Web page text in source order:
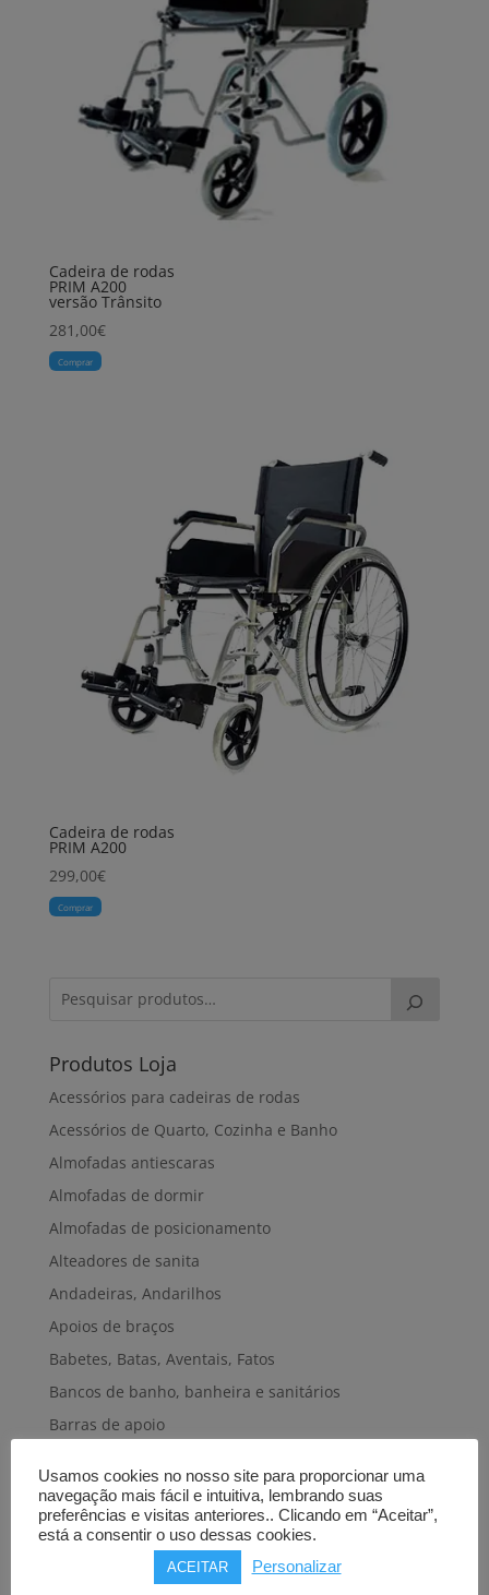
Cadeira de rodas
PRIM A200
versão Trânsito
281,00€
Comprar
Cadeira de rodas
PRIM A200
299,00€
Comprar
Produtos Loja
Acessórios para cadeiras de rodas
Acessórios de Quarto, Cozinha e Banho
Almofadas antiescaras
Almofadas de dormir
Almofadas de posicionamento
Alteadores de sanita
Andadeiras, Andarilhos
Apoios de braços
Babetes, Batas, Aventais, Fatos
Bancos de banho, banheira e sanitários
Barras de apoio
Cadeiras de banho, banheira e sanitárias
Cadeiras de rodas elétricas
Cadeiras de rodas manuais
Cadeiras e plataformas de elevação
Usamos cookies no nosso site para proporcionar uma
navegação mais fácil e intuitiva, lembrando suas
preferências e visitas anteriores.. Clicando em “Aceitar”,
está a consentir o uso dessas cookies.
ACEITAR Personalizar